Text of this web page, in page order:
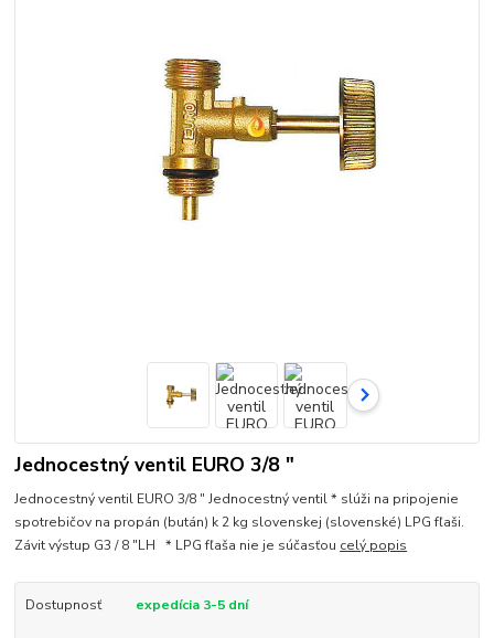
Jednocestný ventil EURO 3/8 "
Jednocestný ventil EURO 3/8 " Jednocestný ventil * slúži na pripojenie
spotrebičov na propán (bután) k 2 kg slovenskej (slovenské) LPG fľaši.
Závit výstup G3 / 8 "LH * LPG fľaša nie je súčasťou celý popis
Dostupnosť expedícia 3-5 dní